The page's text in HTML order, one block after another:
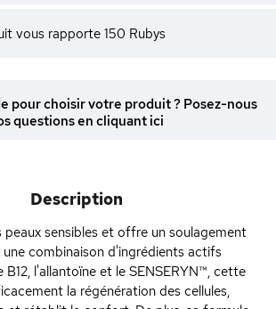
vous rapporte 150 Rubys
pour choisir votre produit ? Posez-nous
questions en cliquant ici
Description
sensibles et offre un soulagement
combinaison d'ingrédients actifs
l'allantoïne et le SENSERYN™, cette
la régénération des cellules,